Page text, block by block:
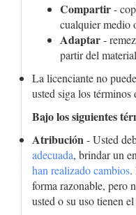
Compartir-
cualquier medio
Adaptar-
partir del material
La licenciante no
usted siga los términos
Bajo los siguientes
Atribución- Usted
adecuada, brindar un
han realizado cambios.
forma razonable, pero
usted o su uso tienen